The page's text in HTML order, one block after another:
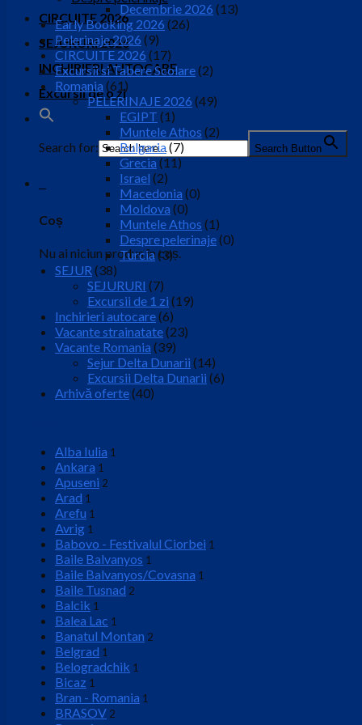
CIRCUITE 2026
SEJURURI 2026
INCHIRIERI AUTOCARE
Excursii de o zi
Search for: Search Button
Coș
Nu ai niciun produs în coș.
Decembrie 2026 (13)
Early Booking 2026 (26)
Pelerinaje 2026 (9)
CIRCUITE 2026 (17)
Excursii si Tabere Scolare(2)
Romania (61)
PELERINAJE 2026 (49)
EGIPT (1)
Muntele Athos (2)
Bulgaria(7)
Grecia (11)
Israel (2)
Macedonia (0)
Moldova (0)
Muntele Athos (1)
Despre pelerinaje(0)
Turcia(3)
SEJUR (38)
SEJURURI (7)
Excursii de 1 zi (19)
Inchirieri autocare(6)
Vacante strainatate(23)
Vacante Romania (39)
Sejur Delta Dunarii (14)
Excursii Delta Dunarii (6)
Arhivă oferte(40)
Alba Iulia 1
Ankara 1
Apuseni 2
Arad 1
Arefu 1
Avrig 1
Babovo - Festivalul Ciorbei 1
Baile Balvanyos 1
Baile Balvanyos/Covasna 1
Baile Tusnad 2
Balcik 1
Balea Lac 1
Banatul Montan 2
Belgrad 1
Belogradchik 1
Bicaz 1
Bran - Romania 1
BRASOV 2